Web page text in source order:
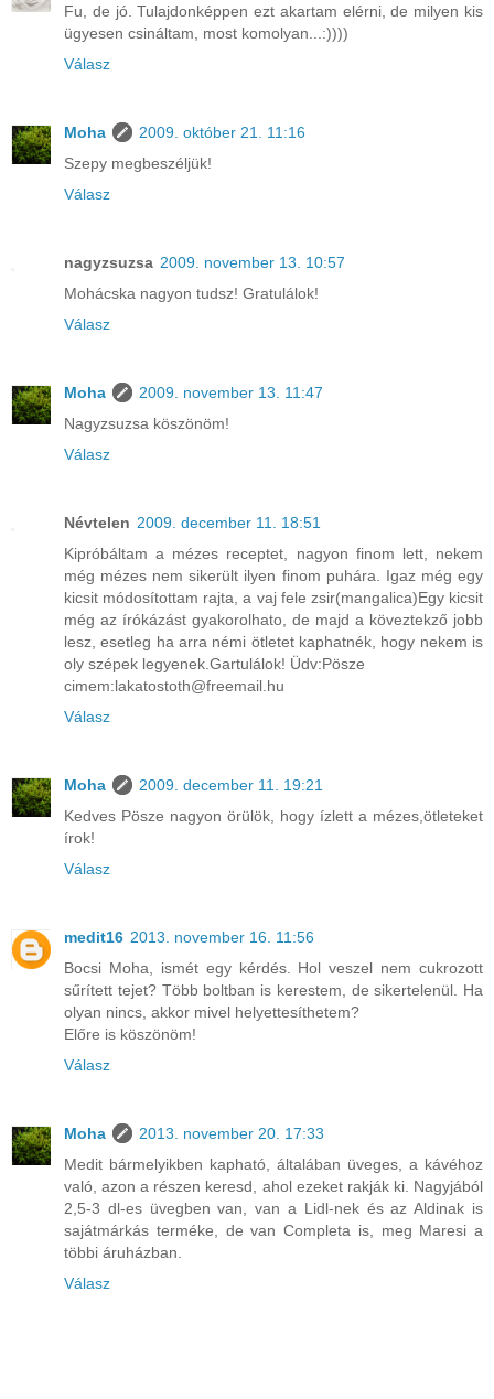
Fu, de jó. Tulajdonképpen ezt akartam elérni, de milyen kis
ügyesen csináltam, most komolyan...:))))
Válasz
Moha
2009. október 21. 11:16
Szepy megbeszéljük!
Válasz
nagyzsuzsa 2009. november 13. 10:57
Mohácska nagyon tudsz! Gratulálok!
Válasz
Moha
2009. november 13. 11:47
Nagyzsuzsa köszönöm!
Válasz
Névtelen 2009. december 11. 18:51
Kipróbáltam a mézes receptet, nagyon finom lett, nekem
még mézes nem sikerült ilyen finom puhára. Igaz még egy
kicsit módosítottam rajta, a vaj fele zsir(mangalica)Egy kicsit
még az írókázást gyakorolhato, de majd a köveztekző jobb
lesz, esetleg ha arra némi ötletet kaphatnék, hogy nekem is
oly szépek legyenek.Gartulálok! Üdv:Pösze
cimem:lakatostoth@freemail.hu
Válasz
Moha
2009. december 11. 19:21
Kedves Pösze nagyon örülök, hogy ízlett a mézes,ötleteket
írok!
Válasz
medit16 2013. november 16. 11:56
Bocsi Moha, ismét egy kérdés. Hol veszel nem cukrozott
sűrített tejet? Több boltban is kerestem, de sikertelenül. Ha
olyan nincs, akkor mivel helyettesíthetem?
Előre is köszönöm!
Válasz
Moha
2013. november 20. 17:33
Medit bármelyikben kapható, általában üveges, a kávéhoz
való, azon a részen keresd, ahol ezeket rakják ki. Nagyjából
2,5-3 dl-es üvegben van, van a Lidl-nek és az Aldinak is
sajátmárkás terméke, de van Completa is, meg Maresi a
többi áruházban.
Válasz